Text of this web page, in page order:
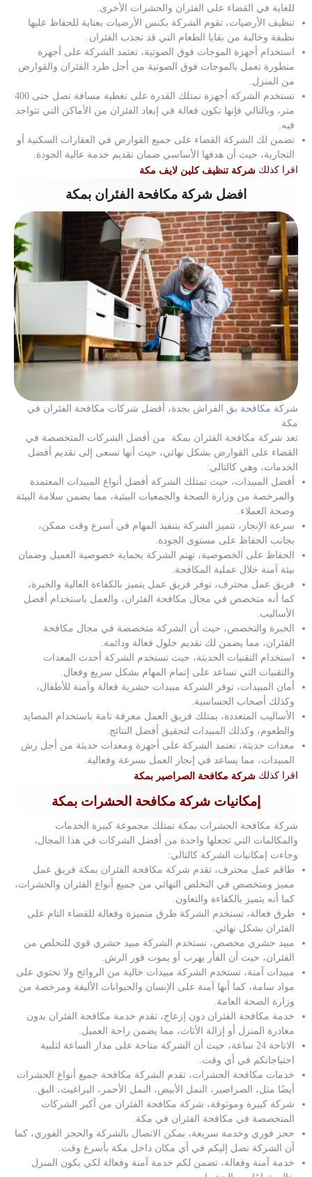
للغاية في القضاء على الفئران والحشرات الأخرى.
تنظيف الأرضيات، تقوم الشركة بكنس الأرضيات بعناية للحفاظ عليها
نظيفة وخالية من بقايا الطعام التي قد تجذب الفئران.
استخدام أجهزة الموجات فوق الصوتية، تعتمد الشركة على أجهزة
متطورة تعمل بالموجات فوق الصوتية من أجل طرد الفئران والقوارض
من المنزل.
تستخدم الشركة أجهزة تمتلك القدرة على تغطية مسافة تصل حتى 400
متر، وبالتالي فإنها تكون فعالة في إبعاد الفئران من الأماكن التي تتواجد
فيه.
تضمن لك الشركة القضاء على جميع القوارض في العقارات السكنية أو
التجارية، حيث أن هدفها الأساسي ضمان تقديم خدمة عالية الجودة.
اقرا كذلك شركة تنظيف كلين لايف مكة
افضل شركة مكافحة الفئران بمكة
شركة مكافحة بق الفراش بجدة، أفضل شركات مكافحة الفئران في
مكة
تعد شركة مكافحة الفئران بمكة من أفضل الشركات المتخصصة في
القضاء على القوارض بشكل نهائي، حيث أنها تسعى إلى تقديم أفضل
الخدمات، وهي كالتالي:
أفضل المبيدات، حيث تمتلك الشركة أفضل أنواع المبيدات المعتمدة
والمرخصة من وزارة الصحة والجمعيات البيئية، مما يضمن سلامة البيئة
وصحة العملاء.
سرعة الإنجاز، تتميز الشركة بتنفيذ المهام في أسرع وقت ممكن،
بجانب الحفاظ على مستوى الجودة.
الحفاظ على الخصوصية، تهتم الشركة بحماية خصوصية العميل وضمان
بيئة آمنة خلال عملية المكافحة.
فريق عمل محترف، توفر فريق عمل يتميز بالكفاءة العالية والخبرة،
كما أنه متخصص في مجال مكافحة الفئران، والعمل باستخدام أفضل
الأساليب.
الخبرة والتخصص، حيث أن الشركة متخصصة في مجال مكافحة
الفئران، مما يضمن لك تقديم حلول فعالة ودائمة.
استخدام التقنيات الحديثة، حيث تستخدم الشركة أحدث المعدات
والتقنيات التي تساعد على إتمام المهام بشكل سريع وفعال.
أمان المبيدات، توفر الشركة مبيدات حشرية فعالة وآمنة للأطفال،
وكذلك أصحاب الحساسية.
الأساليب المتعددة، يمتلك فريق العمل معرفة تامة باستخدام المصايد
والطعوم، وكذلك المبيدات لتحقيق أفضل النتائج.
معدات حديثة، تعتمد الشركة على أجهزة ومعدات حديثة من أجل رش
المبيدات، مما يساعد في إنجاز العمل بسرعة وفعالية.
اقرا كذلك شركة مكافحة الصراصير بمكة
إمكانيات شركة مكافحة الحشرات بمكة
شركة مكافحة الحشرات بمكة تمتلك مجموعة كبيرة الخدمات
والمكالمات التي تجعلها واحدة من أفضل الشركات في هذا المجال،
وجاءت إمكانيات الشركة كالتالي:
طاقم عمل محترف، تقدم شركة مكافحة الفئران بمكة فريق عمل
مميز ومتخصص في التخلص النهائي من جميع أنواع الفئران والحشرات،
كما أنه يتميز بالكفاءة والتعاون.
طرق فعالة، تستخدم الشركة طرق متميزة وفعالة للقضاء التام على
الفئران بشكل نهائي.
مبيد حشري مخصص، تستخدم الشركة مبيد حشري قوي للتخلص من
الفئران، حيث أن الفأر يهرب أو يموت فور الرش.
مبيدات آمنة، تستخدم الشركة مبيدات خالية من الروائح ولا تحتوي على
مواد سامة، كما أنها آمنة على الإنسان والحيوانات الأليفة ومرخصة من
وزارة الصحة العامة.
خدمة مكافحة الفئران دون إزعاج، تقدم خدمة مكافحة الفئران بدون
مغادرة المنزل أو إزالة الأثاث، مما يضمن راحة العميل.
الاتاحة 24 ساعة، حيث أن الشركة متاحة على مدار الساعة لتلبية
احتياجاتكم في أي وقت.
خدمات مكافحة الحشرات، تقدم الشركة مكافحة جميع أنواع الحشرات
أيضًا مثل، الصراصير، النمل الأبيض، النمل الأحمر، البراغيث، البق.
شركة كبيرة وموثوقة، شركة مكافحة الفئران من أكبر الشركات
المتخصصة في مكافحة الفئران في مكة.
حجز فوري وخدمة سريعة، يمكن الاتصال بالشركة والحجز الفوري، كما
أن الشركة تصل إليكم في أي مكان داخل مكة بأسرع وقت.
خدمة آمنة وفعالة، تضمن لكم خدمة آمنة وفعالة لكي يكون المنزل